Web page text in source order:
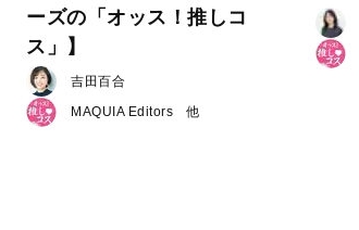
ーズの「オッス！推しコ
ス」】
吉田百合
MAQUIA Editors